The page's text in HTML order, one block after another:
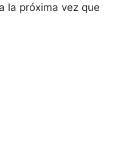
la próxima vez que